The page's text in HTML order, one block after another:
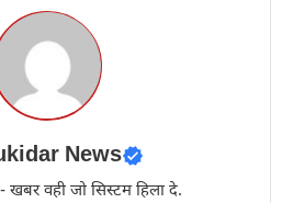
News
खबर वही जो सिस्टम हिला दे.